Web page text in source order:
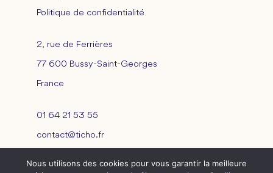
Politique de confidentialité
2, rue de Ferrières
77 600 Bussy-Saint-Georges
France
01 64 21 53 55
contact@ticho.fr
Nous utilisons des cookies pour vous garantir la meilleure